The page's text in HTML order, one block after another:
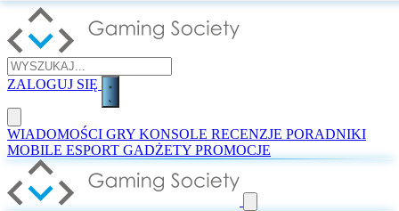
ZALOGUJ SIĘ
WIADOMOŚCI GRY KONSOLE RECENZJE PORADNIKI
MOBILE ESPORT GADŻETY PROMOCJE